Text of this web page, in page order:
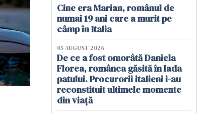
Cine era Marian, românul de
numai 19 ani care a murit pe
câmp în Italia
05 AUGUST 2026
De ce a fost omorâtă Daniela
Florea, românca găsită în lada
patului. Procurorii italieni i-au
reconstituit ultimele momente
din viață